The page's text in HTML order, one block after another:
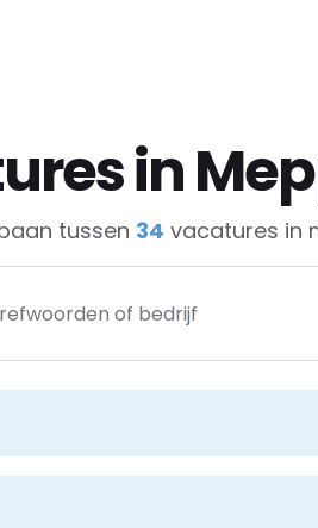
in
tussen 34 vacatures in
trefwoorden of bedrijf